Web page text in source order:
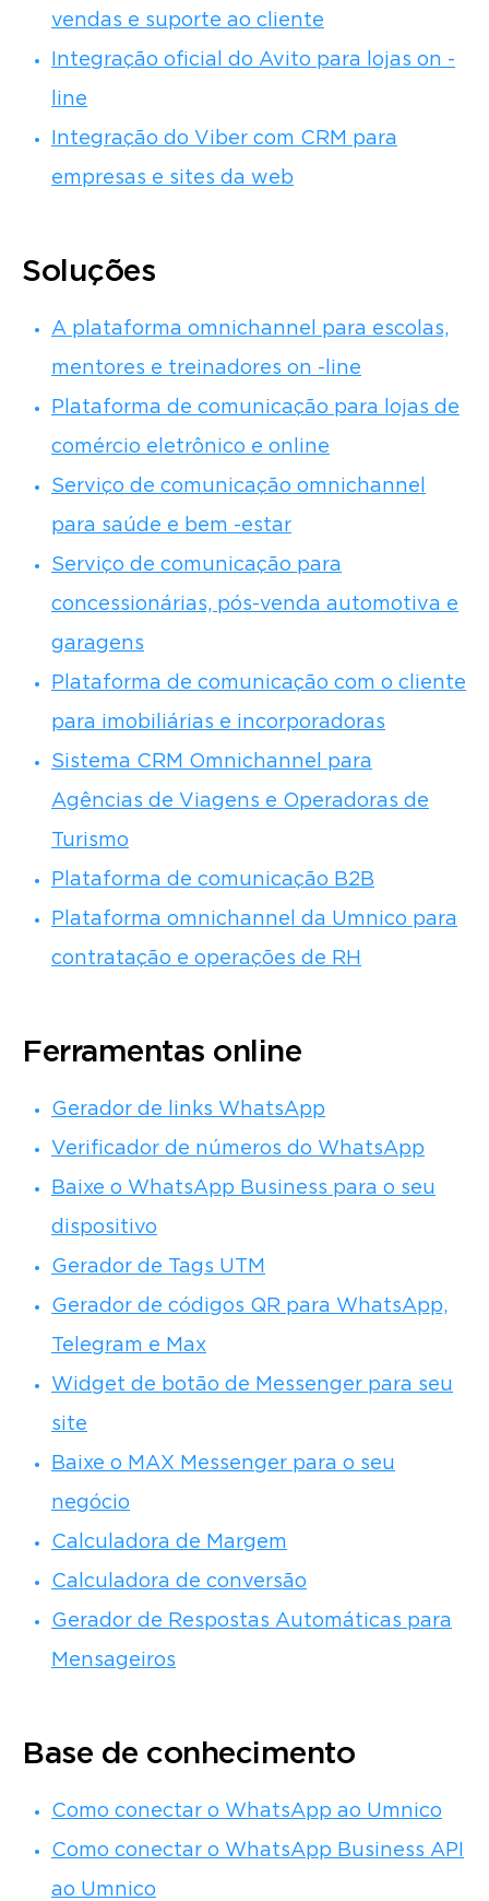
vendas e suporte ao cliente
Integração oficial do Avito para lojas on -
line
Integração do Viber com CRM para
empresas e sites da web
Soluções
A plataforma omnichannel para escolas,
mentores e treinadores on -line
Plataforma de comunicação para lojas de
comércio eletrônico e online
Serviço de comunicação omnichannel
para saúde e bem -estar
Serviço de comunicação para
concessionárias, pós-venda automotiva e
garagens
Plataforma de comunicação com o cliente
para imobiliárias e incorporadoras
Sistema CRM Omnichannel para
Agências de Viagens e Operadoras de
Turismo
Plataforma de comunicação B2B
Plataforma omnichannel da Umnico para
contratação e operações de RH
Ferramentas online
Gerador de links WhatsApp
Verificador de números do WhatsApp
Baixe o WhatsApp Business para o seu
dispositivo
Gerador de Tags UTM
Gerador de códigos QR para WhatsApp,
Telegram e Max
Widget de botão de Messenger para seu
site
Baixe o MAX Messenger para o seu
negócio
Calculadora de Margem
Calculadora de conversão
Gerador de Respostas Automáticas para
Mensageiros
Base de conhecimento
Como conectar o WhatsApp ao Umnico
Como conectar o WhatsApp Business API
ao Umnico